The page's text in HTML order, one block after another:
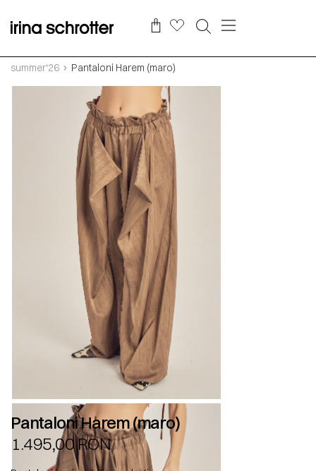
summer‘26 Pantaloni Harem (maro)
Pantaloni Harem (maro)
1.495,00RON